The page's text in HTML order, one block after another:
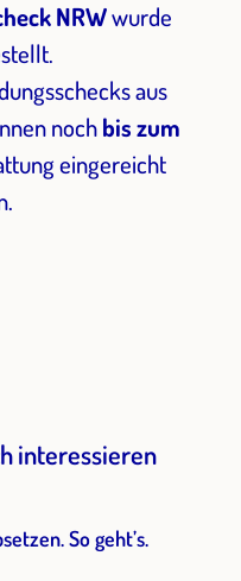
NRWwurde
aus
nochbis zum
eingereicht
interessieren
So geht’s.